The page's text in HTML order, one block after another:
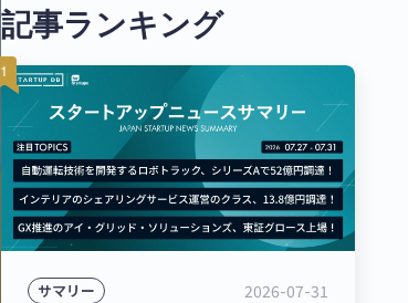
記事ランキング
サマリー 2026-07-31